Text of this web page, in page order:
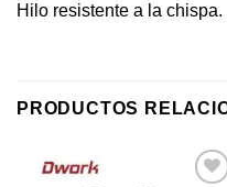
Hilo resistente a la chispa.
PRODUCTOS